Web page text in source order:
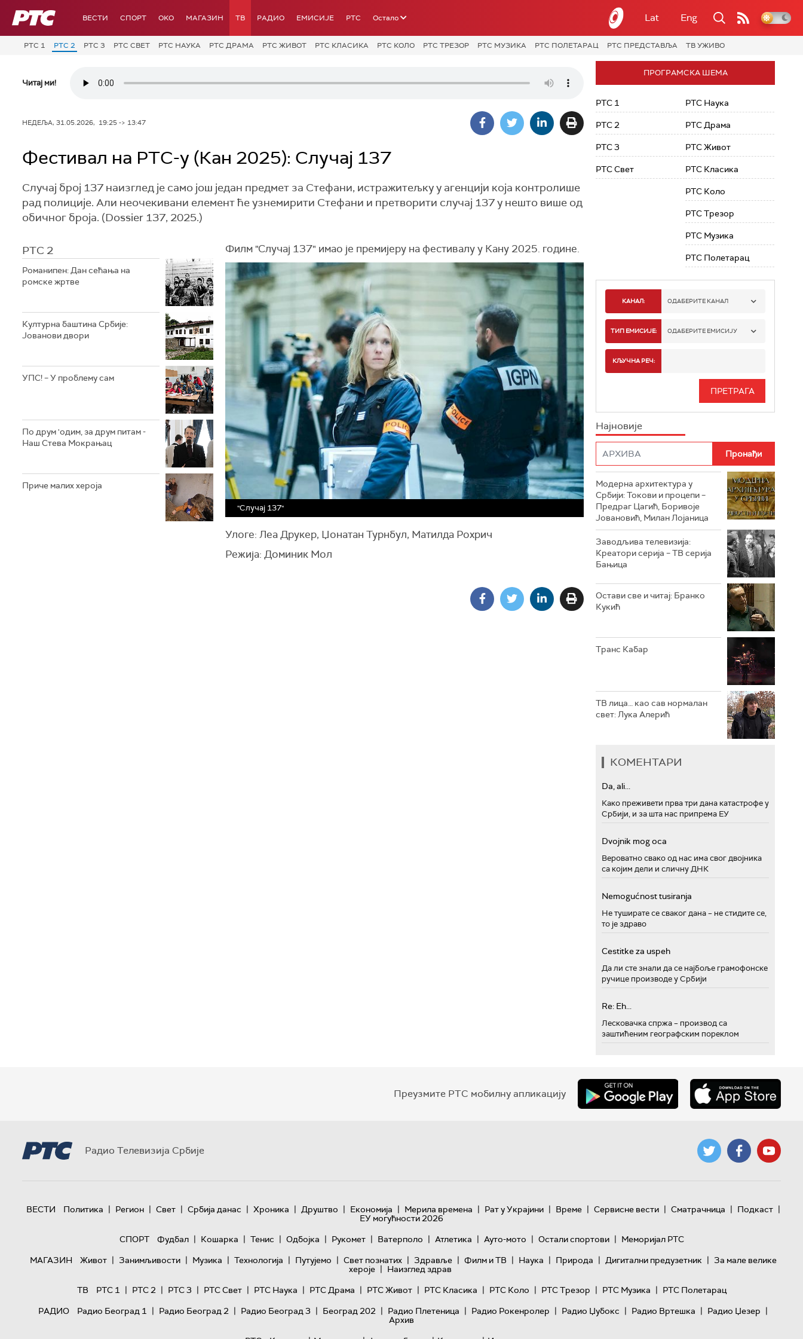
РТС ВЕСТИ СПОРТ OKO МАГАЗИН ТВ РАДИО ЕМИСИЈЕ РТС Остало Lat Eng
РТС 1 РТС 2 РТС 3 РТС СВЕТ РТС НАУКА РТС ДРАМА РТС ЖИВОТ РТС КЛАСИКА РТС КОЛО РТС ТРЕЗОР РТС МУЗИКА РТС ПОЛЕТАРАЦ РТС ПРЕДСТАВЉА ТВ УЖИВО
Читај ми!
НЕДЕЉА, 31.05.2026, 19:25 -> 13:47
Фестивал на РТС-у (Кан 2025): Случај 137
Случај број 137 наизглед је само још један предмет за Стефани, истражитељку у агенцији која контролише
рад полиције. Али неочекивани елемент ће узнемирити Стефани и претворити случај 137 у нешто више од
обичног броја. (Dossier 137, 2025.)
РТС 2
Романипен: Дан сећања на
ромске жртве
Културна баштина Србије:
Јованови двори
УПС! – У проблему сам
По друм 'одим, за друм питам -
Наш Стева Мокрањац
Приче малих хероја
Филм "Случај 137" имао је премијеру на фестивалу у Кану 2025. године.
"Случај 137"
Улоге: Леа Друкер, Џонатан Турнбул, Матилда Рохрич
Режија: Доминик Мол
ПРОГРАМСКА ШЕМА
РТС 1
РТС 2
РТС 3
РТС Свет
РТС Наука
РТС Драма
РТС Живот
РТС Класика
РТС Коло
РТС Трезор
РТС Музика
РТС Полетарац
КАНАЛ: ОДАБЕРИТЕ КАНАЛ
РТС 1
РТС 3
РТС ЖИВОТ
РТС КЛАСИКА
РТС ТРЕЗОР
РТС МУЗИКА
РТС ПОЛЕТАРАЦ
ТИП ЕМИСИЈЕ: ОДАБЕРИТЕ ЕМИСИЈУ
КЉУЧНА РЕЧ:
Најновије
Модерна архитектура у
Србији: Токови и процепи –
Предраг Цагић, Боривоје
Јовановић, Милан Лојаница
Заводљива телевизија:
Креатори серија – ТВ серија
Бањица
Остави све и читај: Бранко
Кукић
Транс Кабар
ТВ лица… као сав нормалан
свет: Лука Алерић
КОМЕНТАРИ
Da, ali...
Како преживети прва три дана катастрофе у
Србији, и за шта нас припрема ЕУ
Dvojnik mog oca
Вероватно свако од нас има свог двојника
са којим дели и сличну ДНК
Nemogućnost tusiranja
Не туширате се сваког дана – не стидите се,
то је здраво
Cestitke za uspeh
Да ли сте знали да се најбоље грамофонске
ручице производе у Србији
Re: Eh...
Лесковачка спржа – производ са
заштићеним географским пореклом
Преузмите РТС мобилну апликацију
Радио Телевизија Србије
ВЕСТИ Политика | Регион | Свет | Србија данас | Хроника | Друштво | Економија | Мерила времена | Рат у Украјини | Време | Сервисне вести | Сматрачница | Подкаст |
ЕУ могућности 2026
СПОРТ
Фудбал | Кошарка | Тенис | Одбојка | Рукомет | Ватерполо | Атлетика | Ауто-мото | Остали спортови | Меморијал РТС
МАГАЗИН
Живот | Занимљивости | Музика | Технологијa | Путујемо | Свет познатих | Здравље | Филм и ТВ | Наука | Природа | Дигитални предузетник | За мале велике
хероје | Наизглед здрав
ТВ
РТС 1 | РТС 2 | РТС 3 | РТС Свет | РТС Наука | РТС Драма | РТС Живот | РТС Класика | РТС Коло | РТС Трезор | РТС Музика | РТС Полетарац
РАДИО
Радио Београд 1 | Радио Београд 2 | Радио Београд 3 | Београд 202 | Радио Плетеница | Радио Рокенролер | Радио Џубокс | Радио Вртешка | Радио Џезер |
Архив